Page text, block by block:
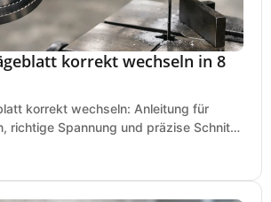
korrekt wechseln in 8
korrekt wechseln: Anleitung für
richtige Spannung und präzise Schnitte